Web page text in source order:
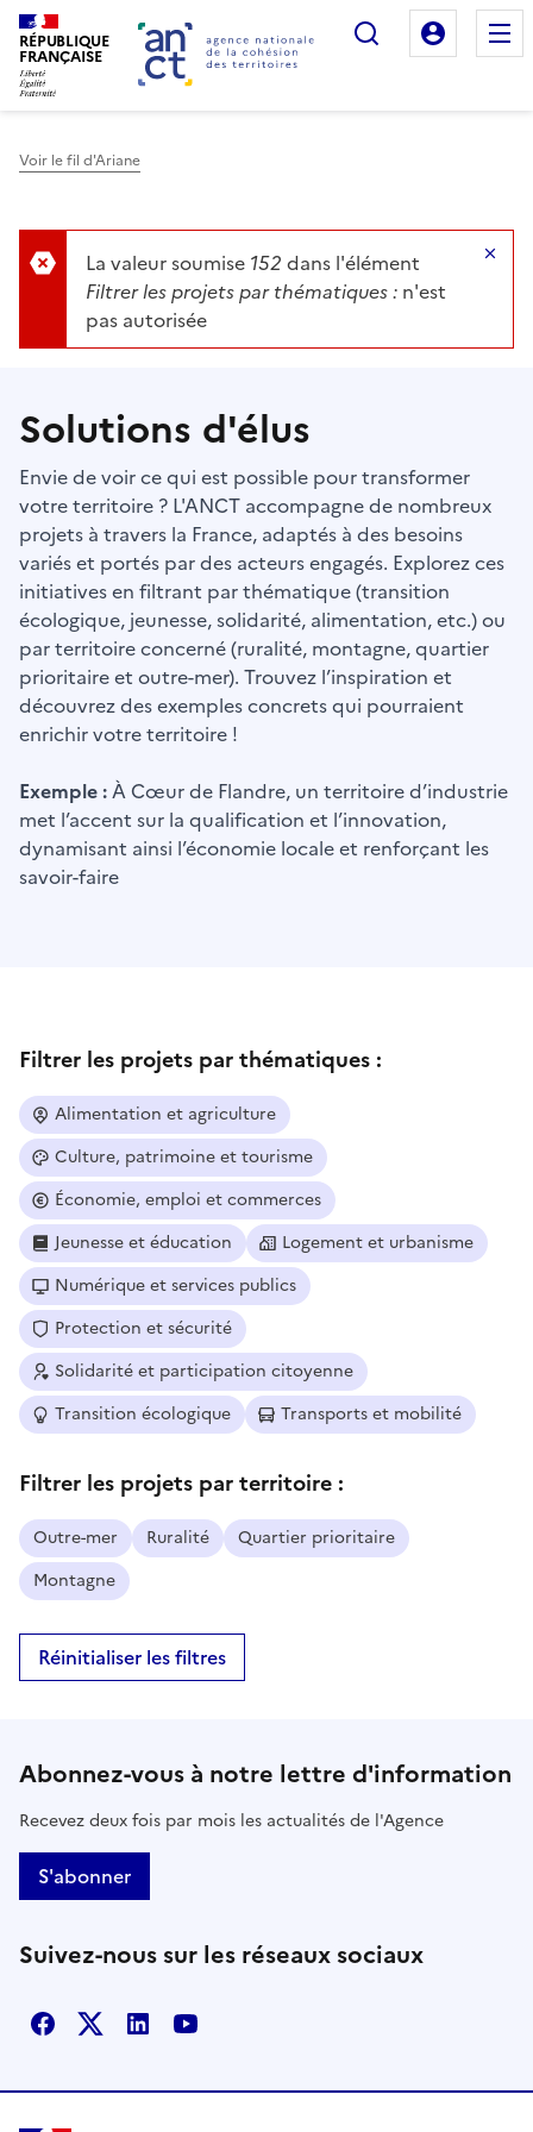
RÉPUBLIQUE
FRANÇAISE
Rechercher
Mon
Voir le fil d'Ariane
La valeur soumise 152 dans l'élément
Filtrer les projets par thématiques : n'est
pas autorisée
Solutions d'élus
Envie de voir ce qui est possible pour transformer
votre territoire ? L'ANCT accompagne de nombreux
projets à travers la France, adaptés à des besoins
variés et portés par des acteurs engagés. Explorez ces
initiatives en filtrant par thématique (transition
écologique, jeunesse, solidarité, alimentation, etc.) ou
par territoire concerné (ruralité, montagne, quartier
prioritaire et outre-mer). Trouvez l’inspiration et
découvrez des exemples concrets qui pourraient
enrichir votre territoire !
Exemple :À Cœur de Flandre, un territoire d’industrie
met l’accent sur la qualification et l’innovation,
dynamisant ainsi l’économie locale et renforçant les
savoir-faire
Filtrer les projets par thématiques :
Alimentation et agriculture
Culture, patrimoine et tourisme
Économie, emploi et commerces
Jeunesse et éducation
Logement et urbanisme
Numérique et services publics
Protection et sécurité
Solidarité et participation citoyenne
Transition écologique
Transports et mobilité
Filtrer les projets par territoire :
Outre-mer Ruralité
Quartier prioritaire
Montagne
Réinitialiser les filtres
Abonnez-vous à notre lettre d'information
Recevez deux fois par mois les actualités de l'Agence
S'abonner
Suivez-nous sur les réseaux sociaux
Facebook
X LinkedinYoutube
Haut de page